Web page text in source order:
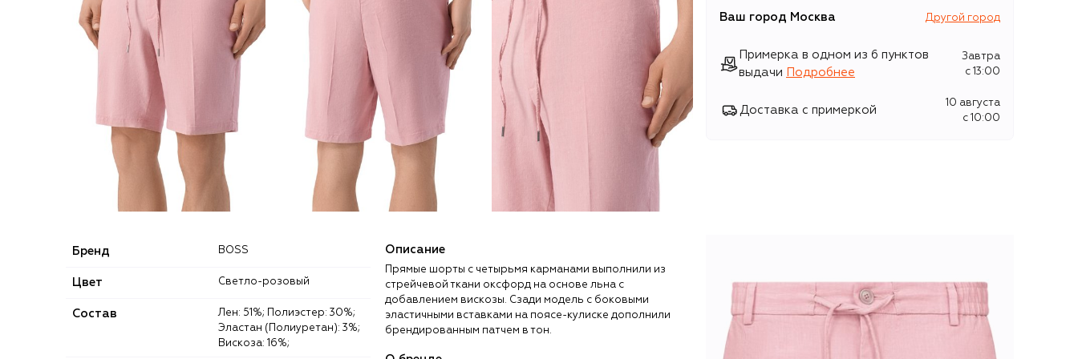
Ваш город Москва Другой город
Примерка в одном из 6 пунктов
выдачи
Подробнее
Завтра
c 13:00
Доставка с примеркой
10 августа
c 10:00
Бренд BOSS
Цвет Светло-розовый
Состав
Лен: 51%; Полиэстер: 30%;
Эластан (Полиуретан): 3%;
Вискоза: 16%;
Описание
Прямые шорты с четырьмя карманами выполнили из
стрейчевой ткани оксфорд на основе льна с
добавлением вискозы. Сзади модель с боковыми
эластичными вставками на поясе-кулиске дополнили
брендированным патчем в тон.